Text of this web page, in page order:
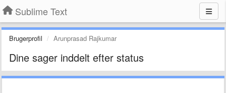
Sublime Text
Brugerprofil Arunprasad Rajkumar
Dine sager inddelt efter status